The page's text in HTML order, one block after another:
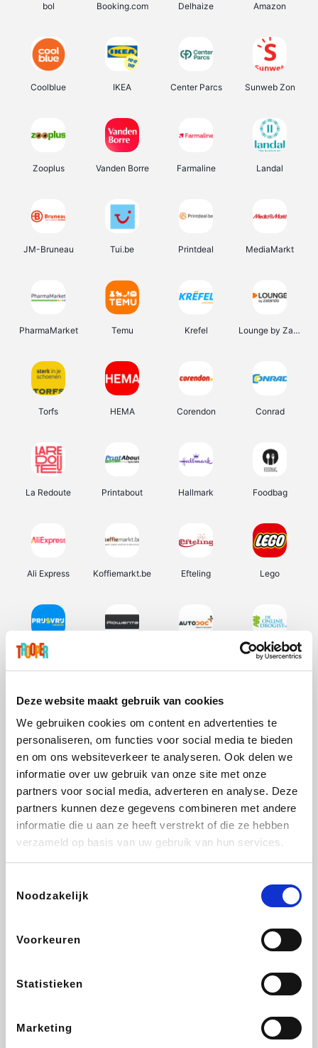
Deze website maakt gebruik van cookies
We gebruiken cookies om content en advertenties te
personaliseren, om functies voor social media te bieden
en om ons websiteverkeer te analyseren. Ook delen we
informatie over uw gebruik van onze site met onze
partners voor social media, adverteren en analyse. Deze
partners kunnen deze gegevens combineren met andere
informatie die u aan ze heeft verstrekt of die ze hebben
verzameld op basis van uw gebruik van hun services.
Noodzakelijk
Voorkeuren
Statistieken
Marketing
bol Booking.com Delhaize Amazon
Coolblue IKEA Center Parcs Sunweb Zon
Zooplus Vanden Borre Farmaline Landal
JM-Bruneau Tui.be Printdeal MediaMarkt
PharmaMarket Temu Krefel Lounge by Zalando
Torfs HEMA Corendon Conrad
La Redoute Printabout Hallmark Foodbag
Ali Express Koffiemarkt.be Efteling Lego
Prijsvrij De Online Drogist
Vidaxl Lampenlicht.be Adidas Hotels.com
DectDirect
Brussels Airlines
EuroGifts Get Your Guide